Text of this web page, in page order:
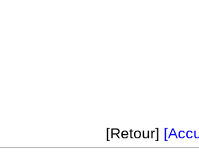
[Retour]